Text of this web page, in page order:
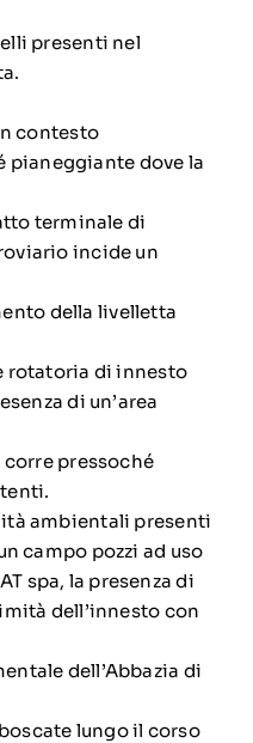
presenti nel
contesto
dove la
terminale di
incide un
della livelletta
rotatoria di innesto
di un’area
pressoché
ambientali presenti
campo pozzi ad uso
spa, la presenza di
dell’innesto con
dell’Abbazia di
lungo il corso